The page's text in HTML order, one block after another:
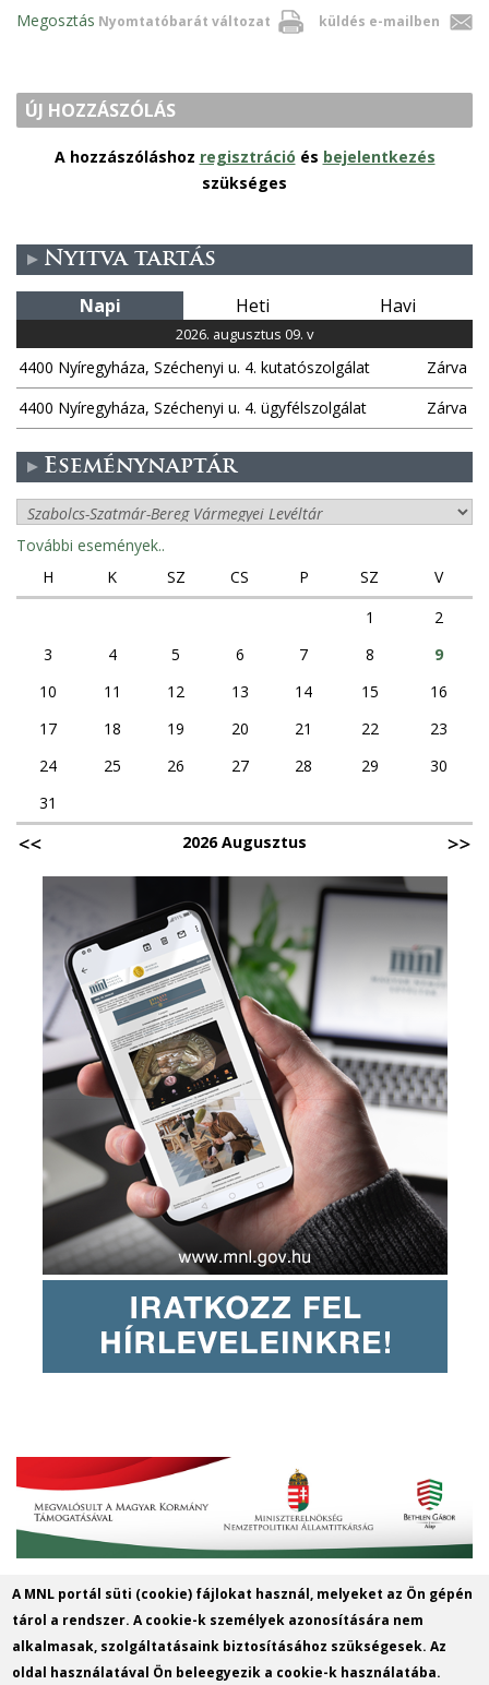
Nyomtatóbarát változat küldés e-mailben
Megosztás
ÚJ HOZZÁSZÓLÁS
A hozzászóláshoz regisztráció és bejelentkezés
szükséges
Nyitva tartás
Napi Heti Havi
2026. augusztus 09. v
4400 Nyíregyháza, Széchenyi u. 4. kutatószolgálat
Zárva
4400 Nyíregyháza, Széchenyi u. 4. ügyfélszolgálat
Zárva
Eseménynaptár
További események..
H
K SZ CS P SZ
V
1
2
3
4 5 6 7 8
9
10
11 12 13 14 15
16
17
18 19 20 21 22
23
24
25 26 27 28 29
30
31
2026 Augusztus
MNL Szabolcs-Szatmár-Bereg
Vármegyei Levéltára
A MNL portál süti (cookie) fájlokat használ, melyeket az Ön gépén
tárol a rendszer. A cookie-k személyek azonosítására nem
alkalmasak, szolgáltatásaink biztosításához szükségesek. Az
oldal használatával Ön beleegyezik a cookie-k használatába.